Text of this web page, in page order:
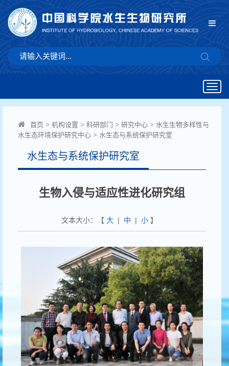
首页 > 机构设置 > 科研部门 > 研究中心 > 水生生物多样性与
水生态环境保护研究中心 > 水生态与系统保护研究室
水生态与系统保护研究室
生物入侵与适应性进化研究组
文本大小：【 大| 中 | 小】